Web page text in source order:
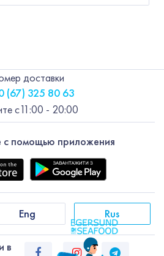
с помощью приложения
в
Eng Rus
доставки
(67) 325 80 63
с11:00 - 20:00